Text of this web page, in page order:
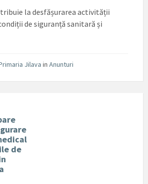
la desfășurarea activității
de siguranță sanitară și
Jilava in Anunturi
de